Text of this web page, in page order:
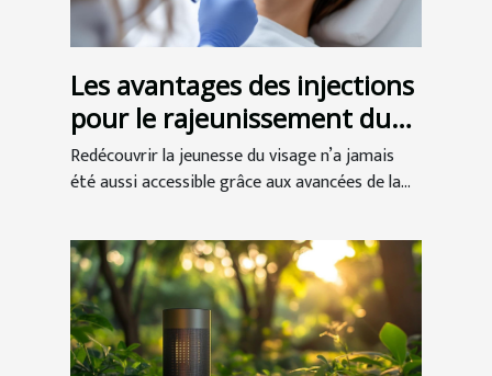
Les avantages des injections
pour le rajeunissement du
visage
Redécouvrir la jeunesse du visage n’a jamais
été aussi accessible grâce aux avancées de la...